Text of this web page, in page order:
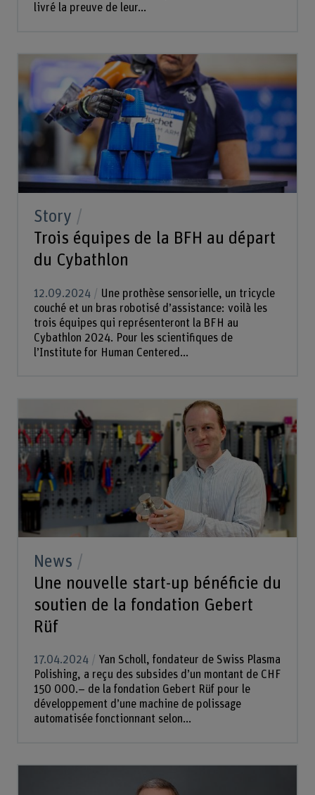
livré la preuve de leur...
Story
Trois équipes de la BFH au départ
du Cybathlon
12.09.2024
Une prothèse sensorielle, un tricycle
couché et un bras robotisé d’assistance: voilà les
trois équipes qui représenteront la BFH au
Cybathlon 2024. Pour les scientifiques de
l’Institute for Human Centered...
News
Une nouvelle start-up bénéficie du
soutien de la fondation Gebert
Rüf
17.04.2024
Yan Scholl, fondateur de Swiss Plasma
Polishing, a reçu des subsides d’un montant de CHF
150 000.– de la fondation Gebert Rüf pour le
développement d’une machine de polissage
automatisée fonctionnant selon...